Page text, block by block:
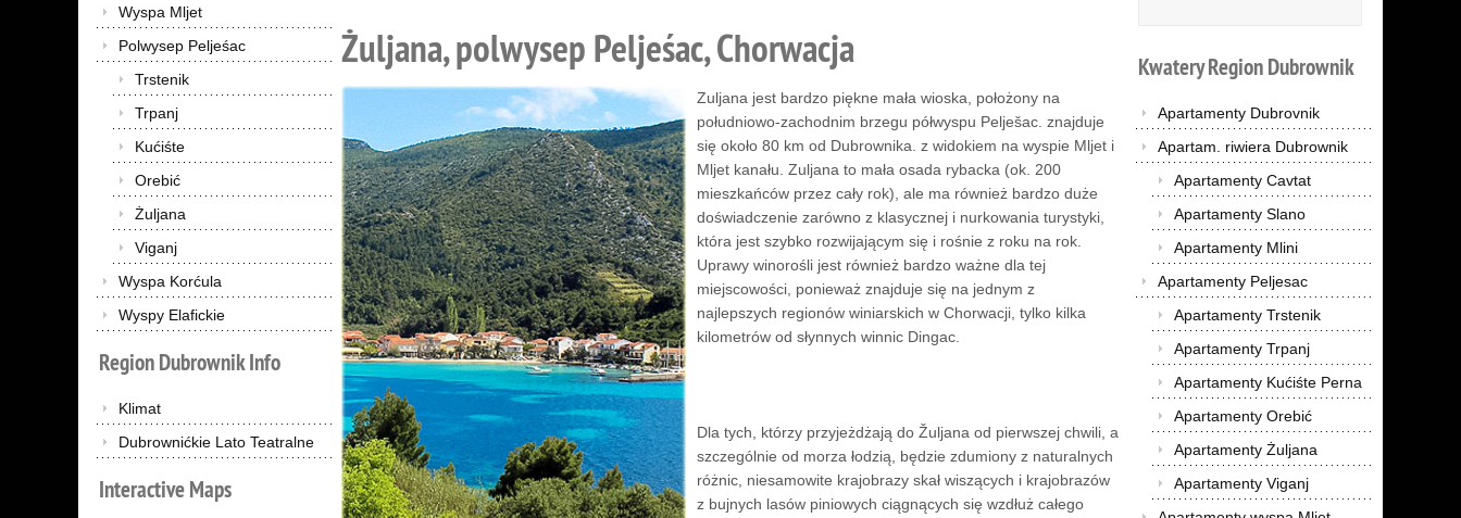
Wyspa Mljet
Polwysep Peljeśac
Trstenik
Trpanj
Kućiśte
Orebić
Żuljana
Viganj
Wyspa Korćula
Wyspy Elafickie
RegionDubrownikInfo
Klimat
Dubrownićkie Lato Teatralne
InteractiveMaps
Żuljana, polwysep Peljeśac, Chorwacja
Zuljana jest bardzo piękne mała wioska, położony na
południowo-zachodnim brzegu półwyspu Pelješac. znajduje
się około 80 km od Dubrownika. z widokiem na wyspie Mljet i
Mljet kanału. Zuljana to mała osada rybacka (ok. 200
mieszkańców przez cały rok), ale ma również bardzo duże
doświadczenie zarówno z klasycznej i nurkowania turystyki,
która jest szybko rozwijającym się i rośnie z roku na rok.
Uprawy winorośli jest również bardzo ważne dla tej
miejscowości, ponieważ znajduje się na jednym z
najlepszych regionów winiarskich w Chorwacji, tylko kilka
kilometrów od słynnych winnic Dingac.
Dla tych, którzy przyjeżdżają do Žuljana od pierwszej chwili, a
szczególnie od morza łodzią, będzie zdumiony z naturalnych
różnic, niesamowite krajobrazy skał wiszących i krajobrazów
z bujnych lasów piniowych ciągnących się wzdłuż całego
KwateryRegionDubrownik
Apartamenty Dubrovnik
Apartam. riwiera Dubrownik
Apartamenty Cavtat
Apartamenty Slano
Apartamenty Mlini
Apartamenty Peljesac
Apartamenty Trstenik
Apartamenty Trpanj
Apartamenty Kućiśte Perna
Apartamenty Orebić
Apartamenty Żuljana
Apartamenty Viganj